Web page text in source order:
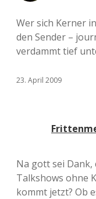
Wer sich Kerner
den Sender –
verdammt tief
23. April 2009
Na gott sei Dank,
Talkshows ohne
kommt jetzt? Ob